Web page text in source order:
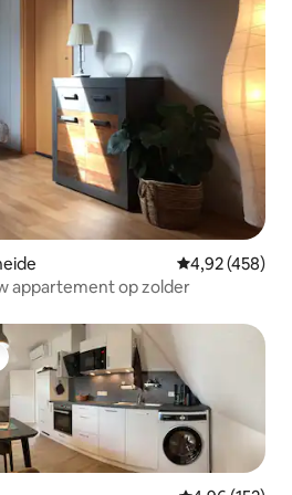
Gemiddelde
4,92 (458)
appartement op zolder